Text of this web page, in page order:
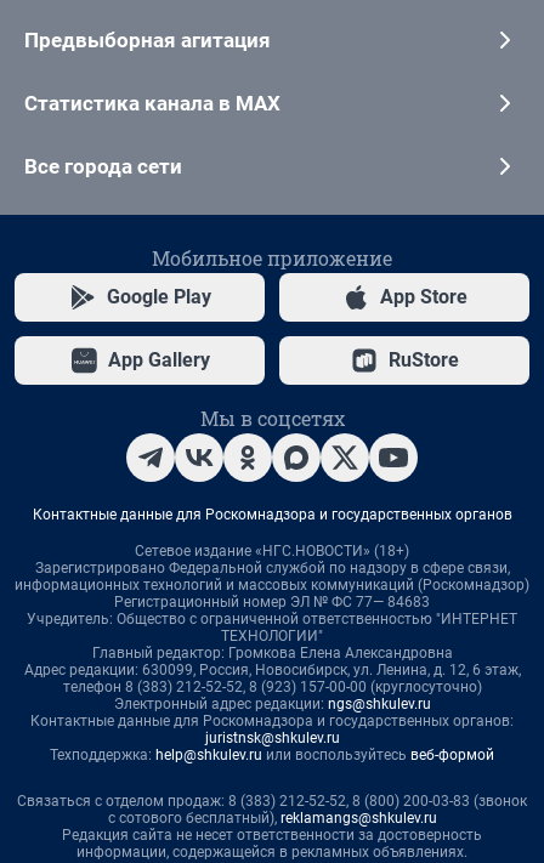
Предвыборная агитация
Статистика канала в MAX
Все города сети
Мобильное приложение
Google Play App Store
App Gallery RuStore
Мы в соцсетях
Контактные данные для Роскомнадзора и государственных органов
Сетевое издание «НГС.НОВОСТИ» (18+)
Зарегистрировано Федеральной службой по надзору в сфере связи,
информационных технологий и массовых коммуникаций (Роскомнадзор)
Регистрационный номер ЭЛ № ФС 77— 84683
Учредитель: Общество с ограниченной ответственностью "ИНТЕРНЕТ
ТЕХНОЛОГИИ"
Главный редактор: Громкова Елена Александровна
Адрес редакции: 630099, Россия, Новосибирск, ул. Ленина, д. 12, 6 этаж,
телефон 8 (383) 212-52-52, 8 (923) 157-00-00 (круглосуточно)
Электронный адрес редакции: ngs@shkulev.ru
Контактные данные для Роскомнадзора и государственных органов:
juristnsk@shkulev.ru
Техподдержка: help@shkulev.ru или воспользуйтесь веб-формой
Связаться с отделом продаж: 8 (383) 212-52-52, 8 (800) 200-03-83 (звонок
с сотового бесплатный), reklamangs@shkulev.ru
Редакция сайта не несет ответственности за достоверность
информации, содержащейся в рекламных объявлениях.